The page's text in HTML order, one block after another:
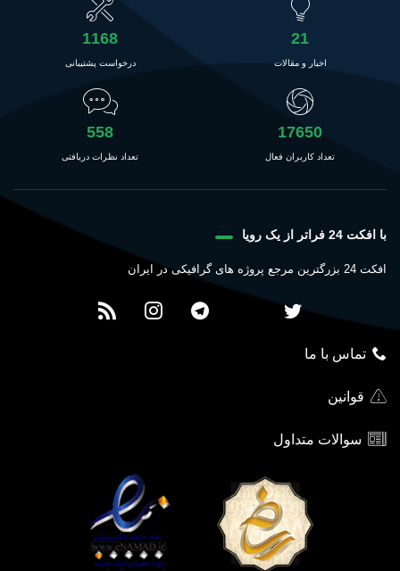
21
اخبار و مقالات
1168
درخواست پشتیبانی
17650
تعداد کاربران فعال
558
تعداد نظرات دریافتی
با افکت 24 فراتر از یک رویا
افکت 24 بزرگترین مرجع پروژه های گرافیکی در ایران
تماس با ما
قوانین
سوالات متداول